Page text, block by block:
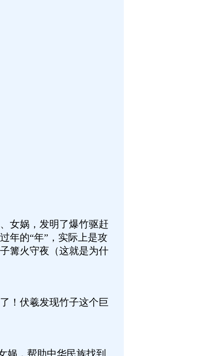
女娲，发明了爆竹驱赶
年的“年”，实际上是攻
篝火守夜（这就是为什
！伏羲发现竹子这个巨
娲，帮助中华民族找到